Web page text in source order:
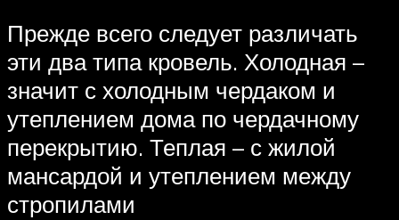
Прежде всего следует различать
эти два типа кровель. Холодная –
значит с холодным чердаком и
утеплением дома по чердачному
перекрытию. Теплая – с жилой
мансардой и утеплением между
стропилами